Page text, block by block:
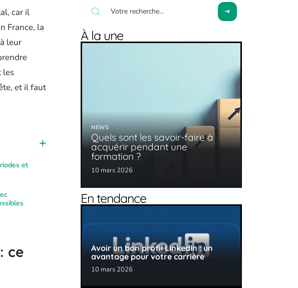
car il
France, la
leur
les
et il faut
et
ce
À la une
NEWS
Quels sont les savoir-faire à
acquérir pendant une
formation ?
10 mars 2026
En tendance
Avoir un bon profil LinkedIn : un
avantage pour votre carrière
10 mars 2026